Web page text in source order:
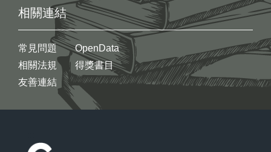
相關連結
常見問題
相關法規
友善連結
OpenData
得獎書目